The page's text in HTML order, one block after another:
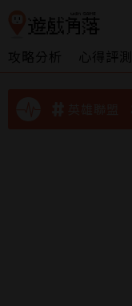
攻略分析 心得評測